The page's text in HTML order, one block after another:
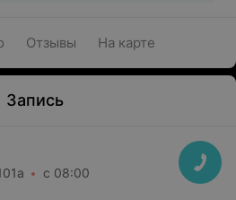
Отзывы На карте
Запись
с 08:00